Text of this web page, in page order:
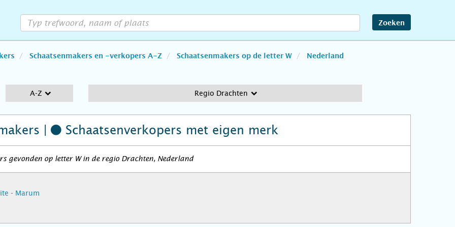
Zoeken
Schaatsenmakers en -verkopers A-Z Schaatsenmakers op de letter W Nederland
A-Z Regio Drachten
| Schaatsenverkopers met eigen merk
gevonden op letter W in de regio Drachten, Nederland
- Marum